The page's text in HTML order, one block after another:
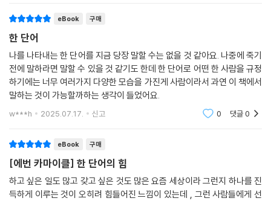
eBook 구매
한 단어
나를 나타내는 한 단어를 지금 당장 말할 수는 없을 것 같아요. 나중에 죽기
전에 말하라면 말할 수 있을 것 같기도 한데 한 단어로 어떤 한 사람을 규정
하기에는 너무 여러가지 다양한 모습을 가진게 사람이라서 과연 이 책에서
말하는 것이 가능할까하는 생각이 들었어요.
w***h 2025.07.17. 신고 0 댓글0
eBook 구매
[에번 카마이클] 한 단어의 힘
하고 싶은 일도 많고 갖고 싶은 것도 많은 요즘 세상이라 그런지 하나를 진
득하게 이루는 것이 오히려 힘들어진 느낌이 있는데 , 그런 사람들에게 선